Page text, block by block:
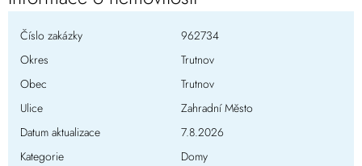
Číslo zakázky
962734
Okres
Trutnov
Obec
Trutnov
Ulice
Zahradní Město
Datum aktualizace
7.8.2026
Kategorie
Domy